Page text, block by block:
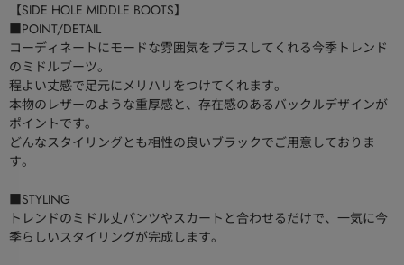
【SIDE HOLE MIDDLE BOOTS】
■POINT/DETAIL
コーディネートにモードな雰囲気をプラスしてくれる今季トレンド
のミドルブーツ。
程よい丈感で足元にメリハリをつけてくれます。
本物のレザーのような重厚感と、存在感のあるバックルデザインが
ポイントです。
どんなスタイリングとも相性の良いブラックでご用意しておりま
す。
■STYLING
トレンドのミドル丈パンツやスカートと合わせるだけで、一気に今
季らしいスタイリングが完成します。